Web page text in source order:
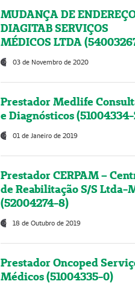
MUDANÇA DE
DIAGITAB SERVIÇOS
MÉDICOS LTDA
03 de Novembro de 2020
Prestador Medlife
e Diagnósticos
01 de Janeiro de 2019
Prestador CERPAM –
de Reabilitação S/S Ltda-
(52004274-8)
18 de Outubro de 2019
Prestador Oncoped
Médicos (51004335-0)